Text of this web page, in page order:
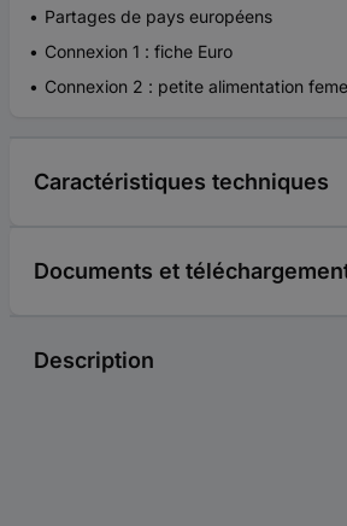
Partages de pays européens
Connexion 1 : fiche Euro
Connexion 2 : petite alimentation
Caractéristiques techniques
Documents et
Description